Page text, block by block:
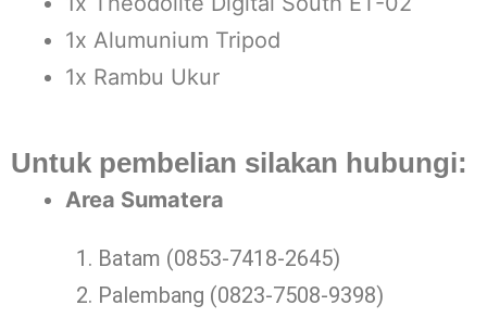
1x Alumunium Tripod
1x Rambu Ukur
Untuk pembelian silakan hubungi:
Area Sumatera
Batam (0853-7418-2645)
Palembang (0823-7508-9398)